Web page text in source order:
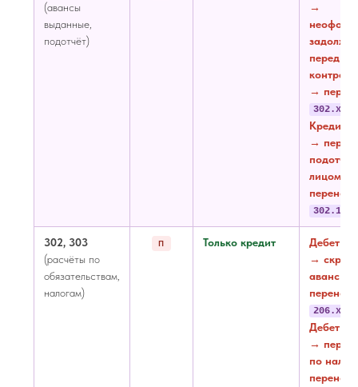
(авансы
выданные,
подотчёт)
→
перед
→
302.хх
Кредит
→
лицом →
перенос
302.11
302, 303
(расчёты по
обязательствам,
налогам)
П Только кредит
Дебет
→
аванс →
перенос
206.хх
Дебет
→
по
перенос